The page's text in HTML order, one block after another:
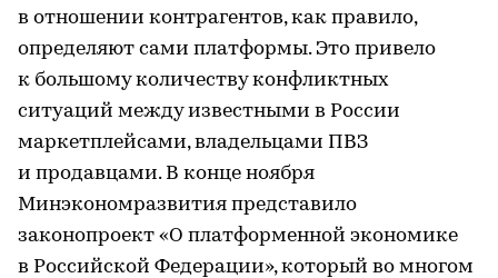
в отношении контрагентов, как правило,
определяют сами платформы. Это привело
к большому количеству конфликтных
ситуаций между известными в России
маркетплейсами, владельцами ПВЗ
и продавцами. В конце ноября
Минэкономразвития представило
законопроект «О платформенной экономике
в Российской Федерации», который во многом